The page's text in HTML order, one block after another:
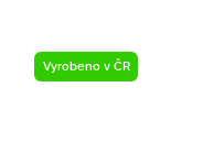
Vyrobeno v ČR